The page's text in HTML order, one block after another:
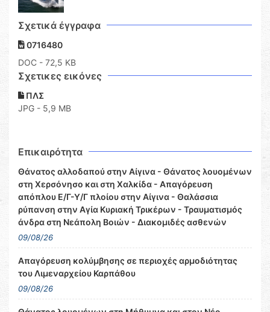
Σχετικά έγγραφα
0716480
DOC - 72,5 KB
Σχετικες εικόνες
ΠΛΣ
JPG - 5,9 MB
Επικαιρότητα
Θάνατος αλλοδαπού στην Αίγινα - Θάνατος λουομένων
στη Χερσόνησο και στη Χαλκίδα - Απαγόρευση
απόπλου Ε/Γ-Υ/Γ πλοίου στην Αίγινα - Θαλάσσια
ρύπανση στην Αγία Κυριακή Τρικέρων - Τραυματισμός
άνδρα στη Νεάπολη Βοιών - Διακομιδές ασθενών
09/08/26
Απαγόρευση κολύμβησης σε περιοχές αρμοδιότητας
του Λιμεναρχείου Καρπάθου
09/08/26